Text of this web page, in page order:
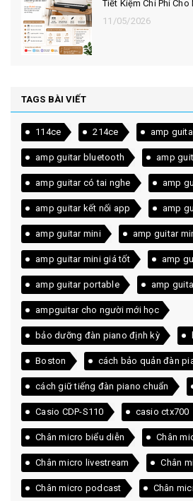
13/01/2026
TAGS BÀI VIẾT
114ce 214ce amp
amp guitar bluetooth amp
amp guitar có tai nghe amp
amp guitar kết nối app amp
amp guitar mini amp guitar
amp guitar mini giá tốt amp
amp guitar portable amp
ampguitar cho người mới học
bảo dưỡng đàn piano định kỳ
Boston cách bảo quản đàn
cách giữ tiếng đàn piano chuẩn
Casio CDP-S110 casio ctx700
Chân micro biểu diễn Chân
Chân micro livestream Chân
Chân micro podcast Chân